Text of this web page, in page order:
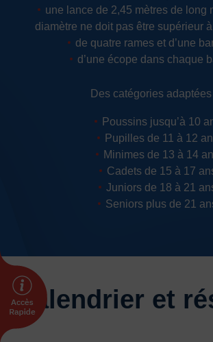
Natation
Randonnée pédestre Sport
Tir Tir à l’arc Vélo
une lance de 2,45 mètres de long
diamètre ne doit pas être supérieur
de quatre rames et d’une
d’une écope dans chaque
Des catégories adaptées
Poussins jusqu’à 10
Pupilles de 11 à 12
Minimes de 13 à 14
Cadets de 15 à 17
Juniors de 18 à 21
Seniors plus de 21
Calendrier et